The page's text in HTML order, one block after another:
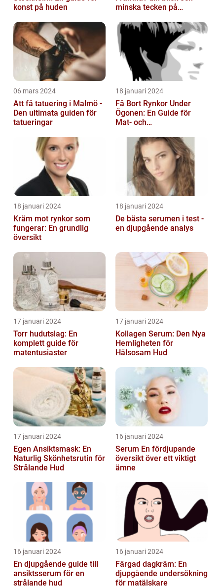
konst på huden
minska tecken på
06 mars 2024
Att få tatuering i Malmö -
Den ultimata guiden för
tatueringar
18 januari 2024
Få Bort Rynkor Under
Ögonen: En Guide för
Mat- och
18 januari 2024
Kräm mot rynkor som
fungerar: En grundlig
översikt
18 januari 2024
De bästa serumen i test -
en djupgående analys
17 januari 2024
Torr hudutslag: En
komplett guide för
matentusiaster
17 januari 2024
Kollagen Serum: Den Nya
Hemligheten för
Hälsosam Hud
17 januari 2024
Egen Ansiktsmask: En
Naturlig Skönhetsrutin för
Strålande Hud
16 januari 2024
Serum En fördjupande
översikt över ett viktigt
ämne
16 januari 2024
En djupgående guide till
ansiktsserum för en
strålande hud
16 januari 2024
Färgad dagkräm: En
djupgående undersökning
för matälskare